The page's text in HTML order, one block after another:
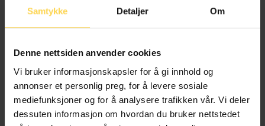
Samtykke Detaljer Om
Denne nettsiden anvender cookies
Vi bruker informasjonskapsler for å gi innhold og
annonser et personlig preg, for å levere sosiale
mediefunksjoner og for å analysere trafikken vår. Vi deler
dessuten informasjon om hvordan du bruker nettstedet
Les artikkel